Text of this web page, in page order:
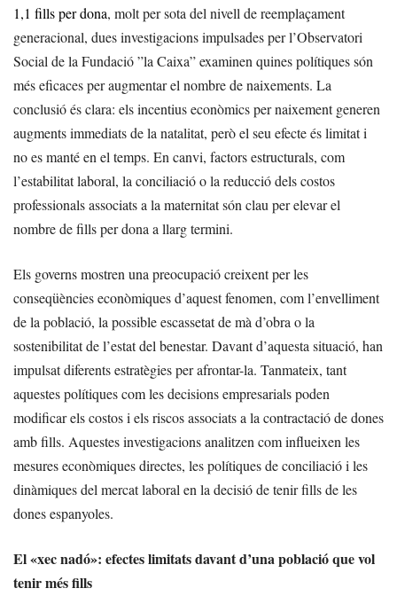
1,1 fills per dona, molt per sota del nivell de reemplaçament
generacional, dues investigacions impulsades per l’Observatori
Social de la Fundació ”la Caixa” examinen quines polítiques són
més eficaces per augmentar el nombre de naixements. La
conclusió és clara: els incentius econòmics per naixement generen
augments immediats de la natalitat, però el seu efecte és limitat i
no es manté en el temps. En canvi, factors estructurals, com
l’estabilitat laboral, la conciliació o la reducció dels costos
professionals associats a la maternitat són clau per elevar el
nombre de fills per dona a llarg termini.
Els governs mostren una preocupació creixent per les
conseqüències econòmiques d’aquest fenomen, com l’envelliment
de la població, la possible escassetat de mà d’obra o la
sostenibilitat de l’estat del benestar. Davant d’aquesta situació, han
impulsat diferents estratègies per afrontar-la. Tanmateix, tant
aquestes polítiques com les decisions empresarials poden
modificar els costos i els riscos associats a la contractació de dones
amb fills. Aquestes investigacions analitzen com influeixen les
mesures econòmiques directes, les polítiques de conciliació i les
dinàmiques del mercat laboral en la decisió de tenir fills de les
dones espanyoles.
El «xec nadó»: efectes limitats davant d’una població que vol
tenir més fills